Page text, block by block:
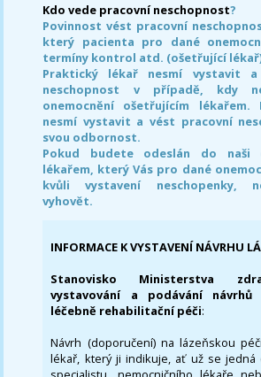
Kdo vede pracovní neschopnost?
Povinnost vést pracovní
který pacienta pro dané
termíny kontrol atd. (ošetřující
Praktický lékař nesmí vystavit
neschopnost v případě, kdy
onemocnění ošetřujícím lékařem.
nesmí vystavit a vést pracovní
svou odbornost.
Pokud budete odeslán do naši
lékařem, který Vás pro dané
kvůli vystavení neschopenky,
vyhovět.
INFORMACE K VYSTAVENÍ NÁVRHU
Stanovisko Ministerstva
vystavování a podávání návrhů
léčebně rehabilitační péči:
Návrh (doporučení) na lázeňskou
lékař, který ji indikuje, ať už se jedná